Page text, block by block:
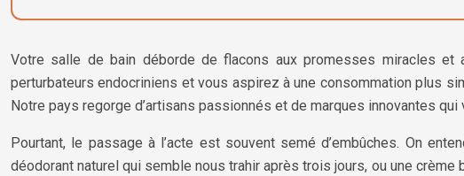
Votre salle de bain déborde de flacons aux promesses miracles
perturbateurs endocriniens et vous aspirez à une consommation plus
Notre pays regorge d’artisans passionnés et de marques innovantes
Pourtant, le passage à l’acte est souvent semé d’embûches. On
déodorant naturel qui semble nous trahir après trois jours, ou une